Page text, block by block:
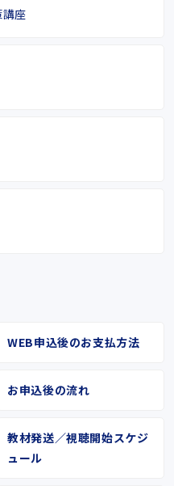
座
WEB申込後のお支払方法
お申込後の流れ
教材発送／視聴開始スケジ
ュール